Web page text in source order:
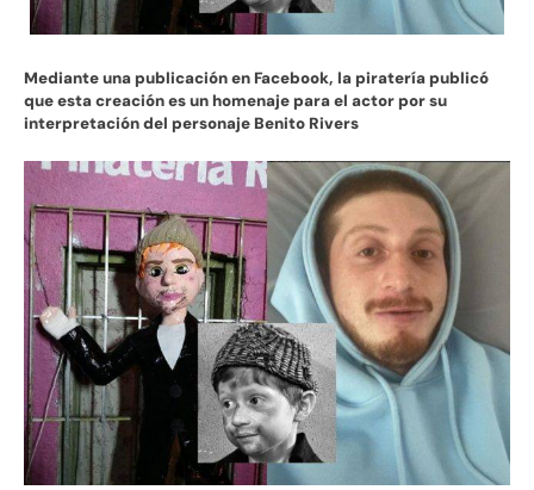
Mediante una publicación en Facebook, la piratería publicó
que esta creación es un homenaje para el actor por su
interpretación del personaje Benito Rivers